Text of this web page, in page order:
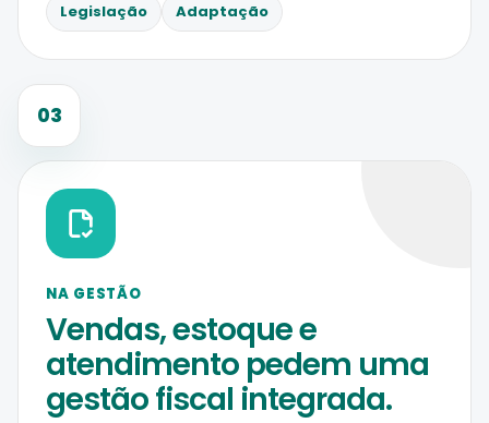
Legislação
Adaptação
03
NA GESTÃO
Vendas, estoque e
atendimento pedem uma
gestão fiscal integrada.